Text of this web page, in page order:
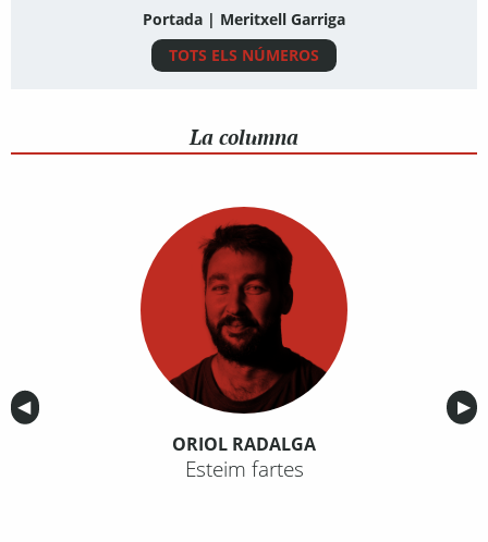
Portada | Meritxell Garriga
TOTS ELS NÚMEROS
La columna
Anterior
◀︎ ▶︎
ORIOL RADALGA
Esteim fartes